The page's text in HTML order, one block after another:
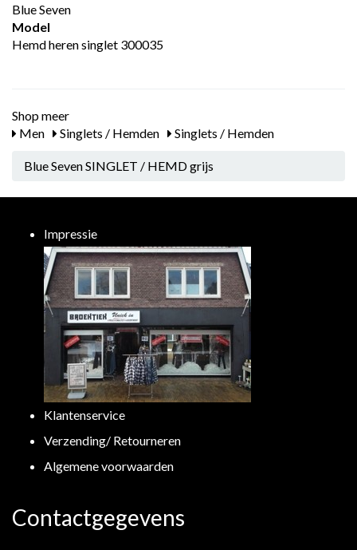
Blue Seven
Model
Hemd heren singlet 300035
Shop meer
Men
Singlets / Hemden Singlets / Hemden
Blue Seven SINGLET / HEMD grijs
Impressie
Klantenservice
Verzending/ Retourneren
Algemene voorwaarden
Contactgegevens